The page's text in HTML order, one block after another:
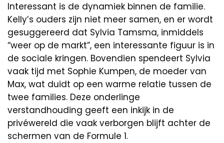
Interessant is de dynamiek binnen de familie.
Kelly’s ouders zijn niet meer samen, en er wordt
gesuggereerd dat Sylvia Tamsma, inmiddels
“weer op de markt”, een interessante figuur is in
de sociale kringen. Bovendien spendeert Sylvia
vaak tijd met Sophie Kumpen, de moeder van
Max, wat duidt op een warme relatie tussen de
twee families. Deze onderlinge
verstandhouding geeft een inkijk in de
privéwereld die vaak verborgen blijft achter de
schermen van de Formule 1.